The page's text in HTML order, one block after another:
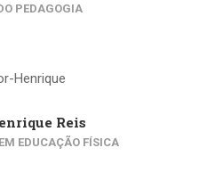
PEDAGOGIA
Reis
EDUCAÇÃO FÍSICA